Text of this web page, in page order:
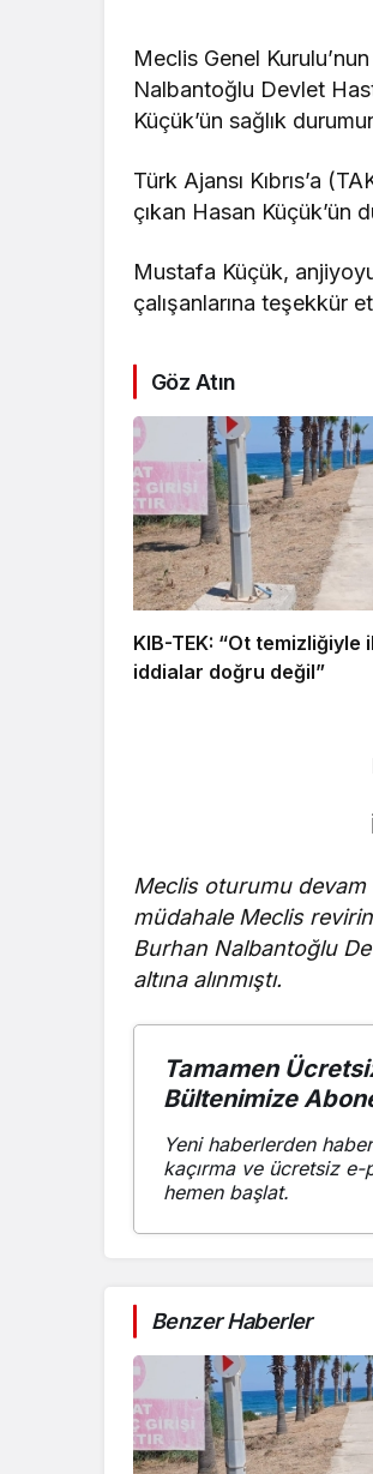
Meclis Genel
Nalbantoğlu Devlet
Küçük’ün sağlık
Türk Ajansı Kıbrıs’a
çıkan Hasan Küçük’ün
Mustafa Küçük,
çalışanlarına teşekkür
Göz Atın
KIB-TEK: “Ot temizliğiyle
iddialar doğru değil”
Meclis oturumu devam
müdahale Meclis
Burhan Nalbantoğlu
altına alınmıştı.
Tamamen
Bültenimize
Yeni haberlerden
kaçırma ve ücretsiz
hemen başlat.
Benzer Haberler